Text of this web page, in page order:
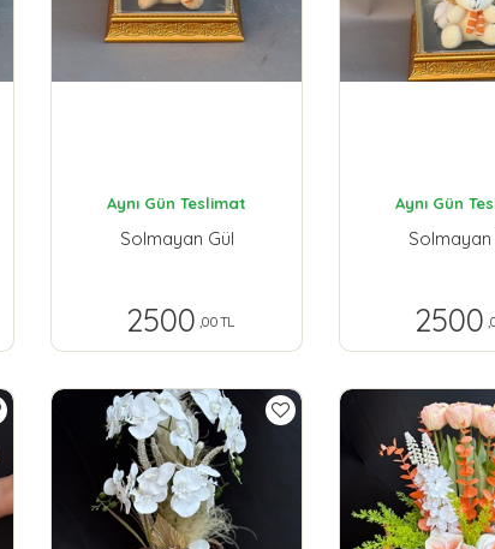
Aynı Gün Teslimat
Solmayan Gül
2500 ,00 TL
Aynı Gün
Solmayan
2500